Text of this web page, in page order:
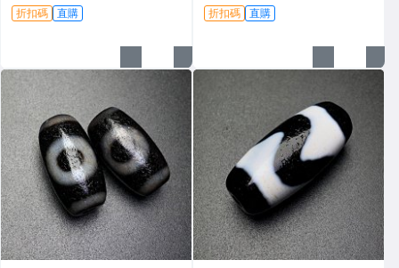
珠 瑪瑙 文玩【德寶齋】499
折扣碼 直購
天珠 瑪瑙 文玩【德寶齋】498
折扣碼 直購